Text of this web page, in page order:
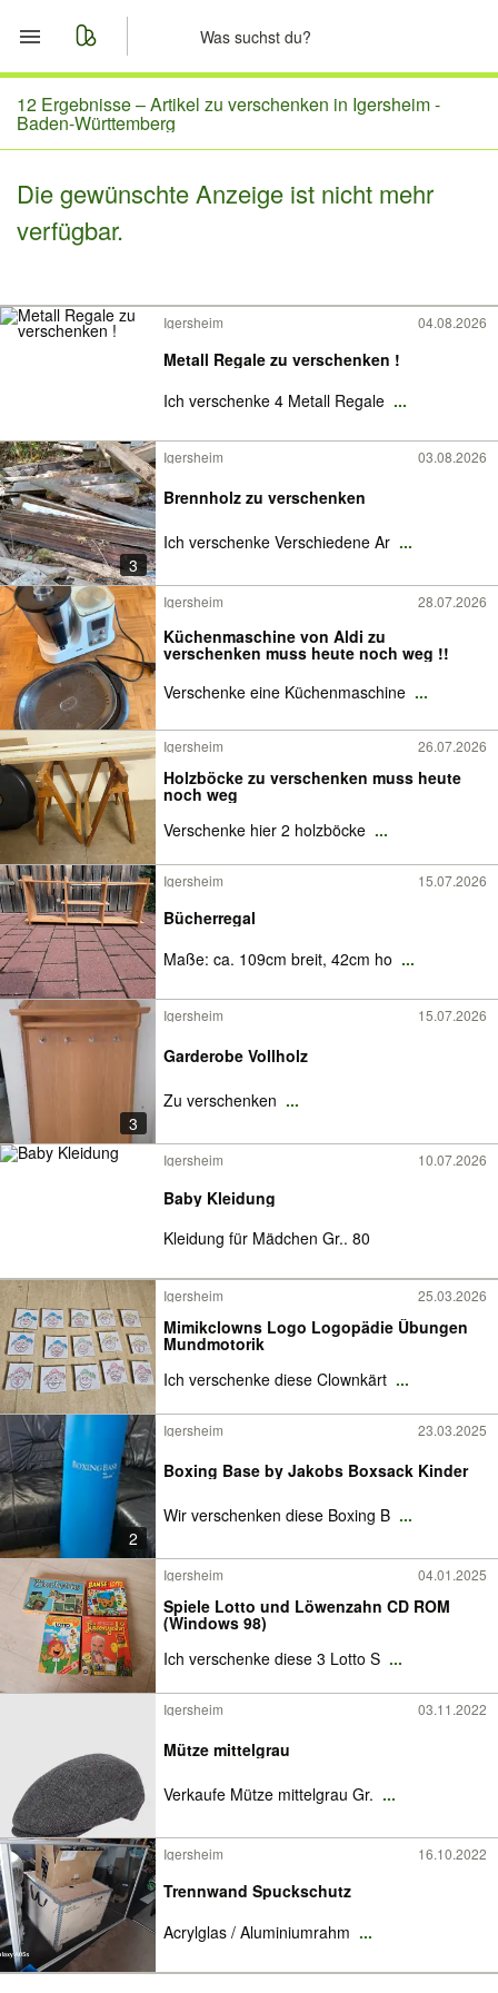
Start
Merkliste
Nachrichten
12 Ergebnisse –Artikel zu verschenken in Igersheim -
Baden-Württemberg
Die gewünschte Anzeige ist nicht mehr
verfügbar.
Igersheim 04.08.2026
Metall Regale zu verschenken !
Ich verschenke 4 Metall Regale ...
3
Igersheim 03.08.2026
Brennholz zu verschenken
Ich verschenke Verschiedene Ar ...
Igersheim 28.07.2026
Küchenmaschine von Aldi zu
verschenken muss heute noch weg !!
Verschenke eine Küchenmaschine ...
Igersheim 26.07.2026
Holzböcke zu verschenken muss heute
noch weg
Verschenke hier 2 holzböcke ...
Igersheim 15.07.2026
Bücherregal
Maße: ca. 109cm breit, 42cm ho ...
3
Igersheim 15.07.2026
Garderobe Vollholz
Zu verschenken ...
Igersheim 10.07.2026
Baby Kleidung
Kleidung für Mädchen Gr.. 80
Igersheim 25.03.2026
Mimikclowns Logo Logopädie Übungen
Mundmotorik
Ich verschenke diese Clownkärt ...
2
Igersheim 23.03.2025
Boxing Base by Jakobs Boxsack Kinder
Wir verschenken diese Boxing B ...
Igersheim 04.01.2025
Spiele Lotto und Löwenzahn CD ROM
(Windows 98)
Ich verschenke diese 3 Lotto S ...
Igersheim 03.11.2022
Mütze mittelgrau
Verkaufe Mütze mittelgrau Gr. ...
Igersheim 16.10.2022
Trennwand Spuckschutz
Acrylglas / Aluminiumrahm ...